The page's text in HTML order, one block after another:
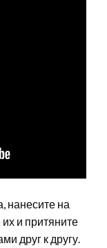
нанесите на
и притяните
друг к другу.